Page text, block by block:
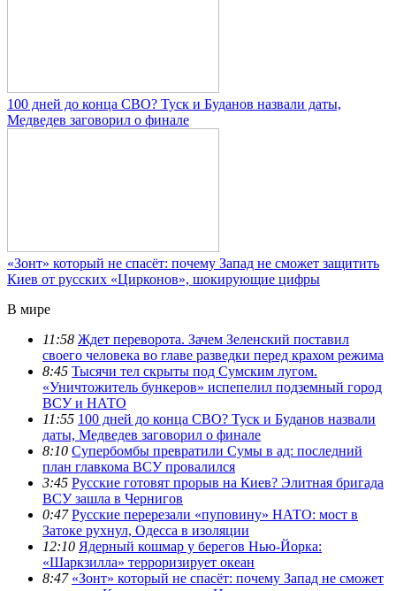
100 дней до конца СВО? Туск и Буданов назвали даты,
Медведев заговорил о финале
«Зонт» который не спасёт: почему Запад не сможет защитить
Киев от русских «Цирконов», шокирующие цифры
В мире
11:58 Ждет переворота. Зачем Зеленский поставил
своего человека во главе разведки перед крахом режима
8:45 Тысячи тел скрыты под Сумским лугом.
«Уничтожитель бункеров» испепелил подземный город
ВСУ и НАТО
11:55 100 дней до конца СВО? Туск и Буданов назвали
даты, Медведев заговорил о финале
8:10 Супербомбы превратили Сумы в ад: последний
план главкома ВСУ провалился
3:45 Русские готовят прорыв на Киев? Элитная бригада
ВСУ зашла в Чернигов
0:47 Русские перерезали «пуповину» НАТО: мост в
Затоке рухнул, Одесса в изоляции
12:10 Ядерный кошмар у берегов Нью-Йорка:
«Шаркзилла» терроризирует океан
8:47 «Зонт» который не спасёт: почему Запад не сможет